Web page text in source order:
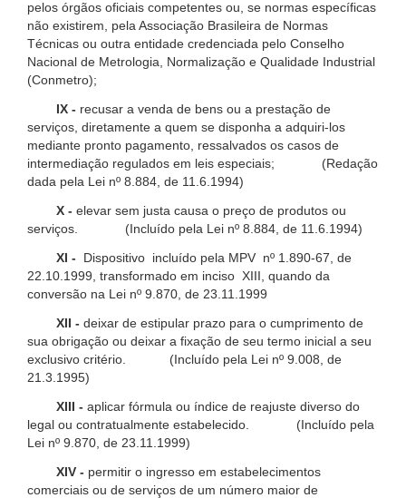
pelos órgãos oficiais competentes ou, se normas específicas
não existirem, pela Associação Brasileira de Normas
Técnicas ou outra entidade credenciada pelo Conselho
Nacional de Metrologia, Normalização e Qualidade Industrial
(Conmetro);
IX - recusar a venda de bens ou a prestação de
serviços, diretamente a quem se disponha a adquiri-los
mediante pronto pagamento, ressalvados os casos de
intermediação regulados em leis especiais; (Redação
dada pela Lei nº 8.884, de 11.6.1994)
X - elevar sem justa causa o preço de produtos ou
serviços. (Incluído pela Lei nº 8.884, de 11.6.1994)
XI -
Dispositivo incluído pela MPV nº 1.890-67, de
22.10.1999, transformado em inciso XIII, quando da
conversão na Lei nº 9.870, de 23.11.1999
XII - deixar de estipular prazo para o cumprimento de
sua obrigação ou deixar a fixação de seu termo inicial a seu
exclusivo critério. (Incluído pela Lei nº 9.008, de
21.3.1995)
XIII - aplicar fórmula ou índice de reajuste diverso do
legal ou contratualmente estabelecido. (Incluído pela
Lei nº 9.870, de 23.11.1999)
XIV - permitir o ingresso em estabelecimentos
comerciais ou de serviços de um número maior de